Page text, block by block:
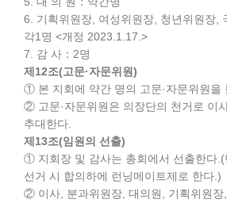
6. 기획위원장, 여성위원장, 청년위원장,
각1명 <개정 2023.1.17.>
7. 감 사：2명
제12조(고문·자문위원)
① 본 지회에 약간 명의 고문·자문위원을
② 고문·자문위원은 의장단의 천거로 이
추대한다.
제13조(임원의 선출)
① 지회장 및 감사는 총회에서 선출한다.(
선거 시 합의하에 런닝메이트제로 한다.)
② 이사, 분과위원장, 대의원, 기획위원장